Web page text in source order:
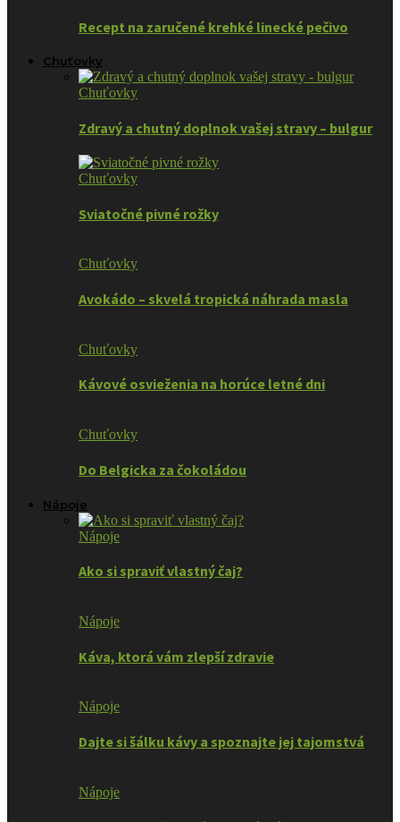
Recept na zaručené krehké linecké pečivo
Chuťovky
Chuťovky
Zdravý a chutný doplnok vašej stravy – bulgur
Chuťovky
Sviatočné pivné rožky
Chuťovky
Avokádo – skvelá tropická náhrada masla
Chuťovky
Kávové osvieženia na horúce letné dni
Chuťovky
Do Belgicka za čokoládou
Nápoje
Nápoje
Ako si spraviť vlastný čaj?
Nápoje
Káva, ktorá vám zlepší zdravie
Nápoje
Dajte si šálku kávy a spoznajte jej tajomstvá
Nápoje